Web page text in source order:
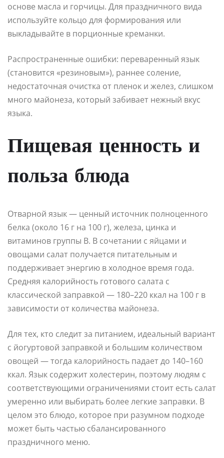
основе масла и горчицы. Для праздничного вида
используйте кольцо для формирования или
выкладывайте в порционные креманки.
Распространенные ошибки: переваренный язык
(становится «резиновым»), раннее соление,
недостаточная очистка от пленок и желез, слишком
много майонеза, который забивает нежный вкус
языка.
Пищевая ценность и
польза блюда
Отварной язык — ценный источник полноценного
белка (около 16 г на 100 г), железа, цинка и
витаминов группы B. В сочетании с яйцами и
овощами салат получается питательным и
поддерживает энергию в холодное время года.
Средняя калорийность готового салата с
классической заправкой — 180–220 ккал на 100 г в
зависимости от количества майонеза.
Для тех, кто следит за питанием, идеальный вариант
с йогуртовой заправкой и большим количеством
овощей — тогда калорийность падает до 140–160
ккал. Язык содержит холестерин, поэтому людям с
соответствующими ограничениями стоит есть салат
умеренно или выбирать более легкие заправки. В
целом это блюдо, которое при разумном подходе
может быть частью сбалансированного
праздничного меню.